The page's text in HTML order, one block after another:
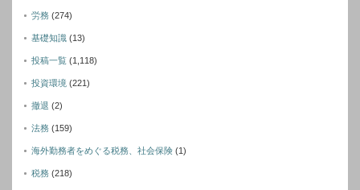
労務 (274)
基礎知識 (13)
投稿一覧 (1,118)
投資環境 (221)
撤退 (2)
法務 (159)
海外勤務者をめぐる税務、社会保険 (1)
税務 (218)